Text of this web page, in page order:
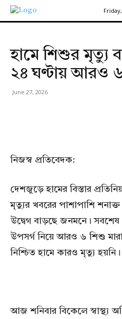
হামে শিশুর মৃত্যু
২৪ ঘণ্টায় আরও
June 27, 2026
নিজস্ব প্রতিবেদক:
দেশজুড়ে হামের বিস্তার
মৃত্যুর খবরের পাশাপাশি শনাক্ত
উদ্বেগ বাড়ছে জনমনে। সবশেষ
উপসর্গ নিয়ে আরও ৬ শিশু
নিশ্চিত হামে কারও মৃত্যু হয়নি।
আজ শনিবার বিকেলে স্বাস্থ্য